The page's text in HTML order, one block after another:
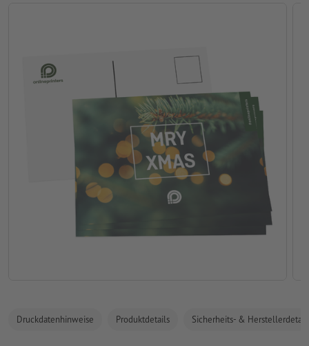
Druckdatenhinweise Produktdetails Sicherheits- &